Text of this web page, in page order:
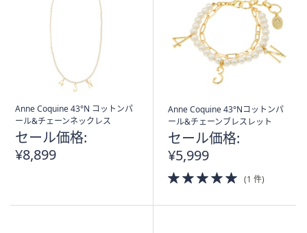
Anne Coquine 43°N コットンパ
ール&チェーンネックレス
セール価格:
¥8,899
Anne Coquine 43°Nコットンパ
ール&チェーンブレスレット
セール価格:
¥5,999
5.0
of
(1 件)